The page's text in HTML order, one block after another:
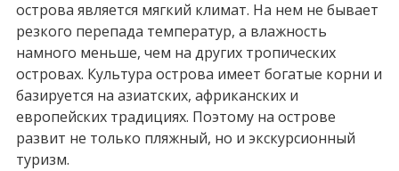
острова является мягкий климат. На нем не бывает
резкого перепада температур, а влажность
намного меньше, чем на других тропических
островах. Культура острова имеет богатые корни и
базируется на азиатских, африканских и
европейских традициях. Поэтому на острове
развит не только пляжный, но и экскурсионный
туризм.